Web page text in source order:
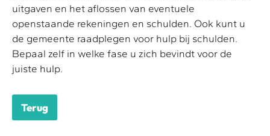
uitgaven en het aflossen van eventuele
openstaande rekeningen en schulden. Ook kunt u
de gemeente raadplegen voor hulp bij schulden.
Bepaal zelf in welke fase u zich bevindt voor de
juiste hulp.
Terug